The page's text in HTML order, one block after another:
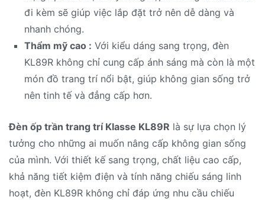
đi kèm sẽ giúp việc lắp đặt trở nên dễ dàng và
nhanh chóng.
Thẩm mỹ cao : Với kiểu dáng sang trọng, đèn
KL89R không chỉ cung cấp ánh sáng mà còn là một
món đồ trang trí nổi bật, giúp không gian sống trở
nên tinh tế và đẳng cấp hơn.
Đèn ốp trần trang trí Klasse KL89R là sự lựa chọn lý
tưởng cho những ai muốn nâng cấp không gian sống
của mình. Với thiết kế sang trọng, chất liệu cao cấp,
khả năng tiết kiệm điện và tính năng chiếu sáng linh
hoạt, đèn KL89R không chỉ đáp ứng nhu cầu chiếu